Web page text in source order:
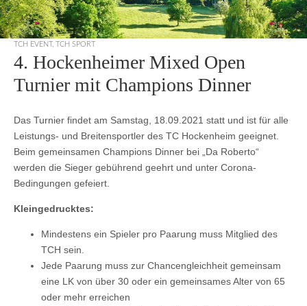
TCH EVENT, TCH SPORT
4. Hockenheimer Mixed Open
Turnier mit Champions Dinner
Das Turnier findet am Samstag, 18.09.2021 statt und ist für alle
Leistungs- und Breitensportler des TC Hockenheim geeignet.
Beim gemeinsamen Champions Dinner bei „Da Roberto“
werden die Sieger gebührend geehrt und unter Corona-
Bedingungen gefeiert.
Kleingedrucktes:
Mindestens ein Spieler pro Paarung muss Mitglied des
TCH sein.
Jede Paarung muss zur Chancengleichheit gemeinsam
eine LK von über 30 oder ein gemeinsames Alter von 65
oder mehr erreichen